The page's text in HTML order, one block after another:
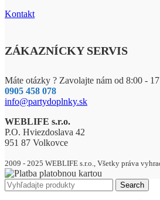
Kontakt
ZÁKAZNÍCKY SERVIS
Máte otázky ? Zavolajte nám od 8:00 -
0905 458 078
info@partydoplnky.sk
WEBLIFE s.r.o.
P.O. Hviezdoslava 42
951 87 Volkovce
2009 - 2025 WEBLIFE s.r.o., Všetky práva
Search